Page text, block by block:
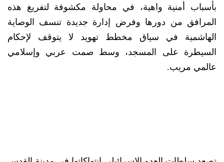
بأسباب أمنية واهية، في محاولة مكشوفة لتفريغ هذه
المرافق من دورها وفرض إدارة جديدة تنسف الوصاية
الهاشمية في سياق مخطط تهويد لا يتوقف لإحكام
السيطرة على المسجد، وسط صمت عربي وإسلامي
عالمي مريب.